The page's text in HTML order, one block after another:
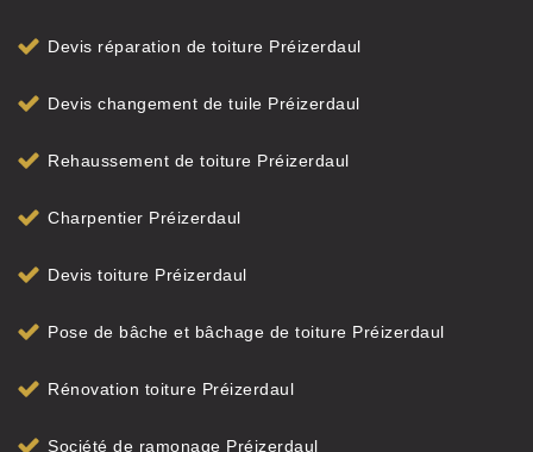
Devis réparation de toiture Préizerdaul
Devis changement de tuile Préizerdaul
Rehaussement de toiture Préizerdaul
Charpentier Préizerdaul
Devis toiture Préizerdaul
Pose de bâche et bâchage de toiture Préizerdaul
Rénovation toiture Préizerdaul
Société de ramonage Préizerdaul